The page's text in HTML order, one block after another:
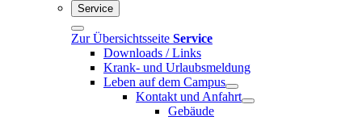
Service
Zur Übersichtsseite Service
Downloads / Links
Krank- und Urlaubsmeldung
Leben auf dem Campus
Kontakt und Anfahrt
Gebäude